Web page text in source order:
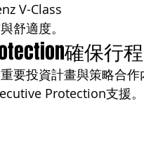
V-Class
舒適度。
確保行
要投資計畫與策略合作
Protection支援。